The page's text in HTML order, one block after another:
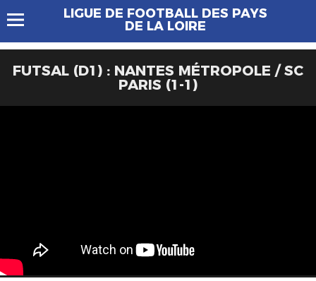
LIGUE DE FOOTBALL DES PAYS
DE LA LOIRE
FUTSAL (D1) : NANTES MÉTROPOLE / SC
PARIS (1-1)